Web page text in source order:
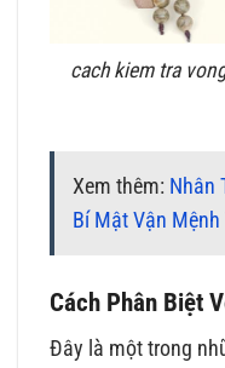
cach kiem tra
Xem thêm: Nhân
Bí Mật Vận Mệnh
Cách Phân Biệt
Đây là một trong